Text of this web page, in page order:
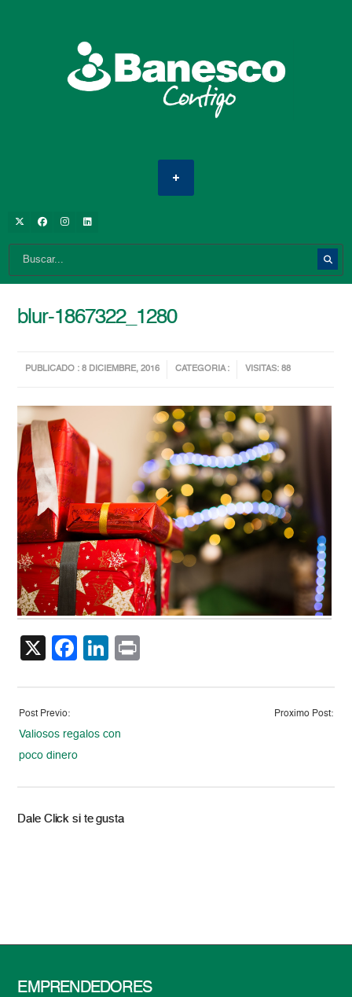
blur-1867322_1280
PUBLICADO : 8 DICIEMBRE, 2016 CATEGORIA : VISITAS: 88
X Facebook
LinkedIn
Post Previo:
Valiosos regalos con
poco dinero
Proximo Post:
Dale Click si te gusta
EMPRENDEDORES